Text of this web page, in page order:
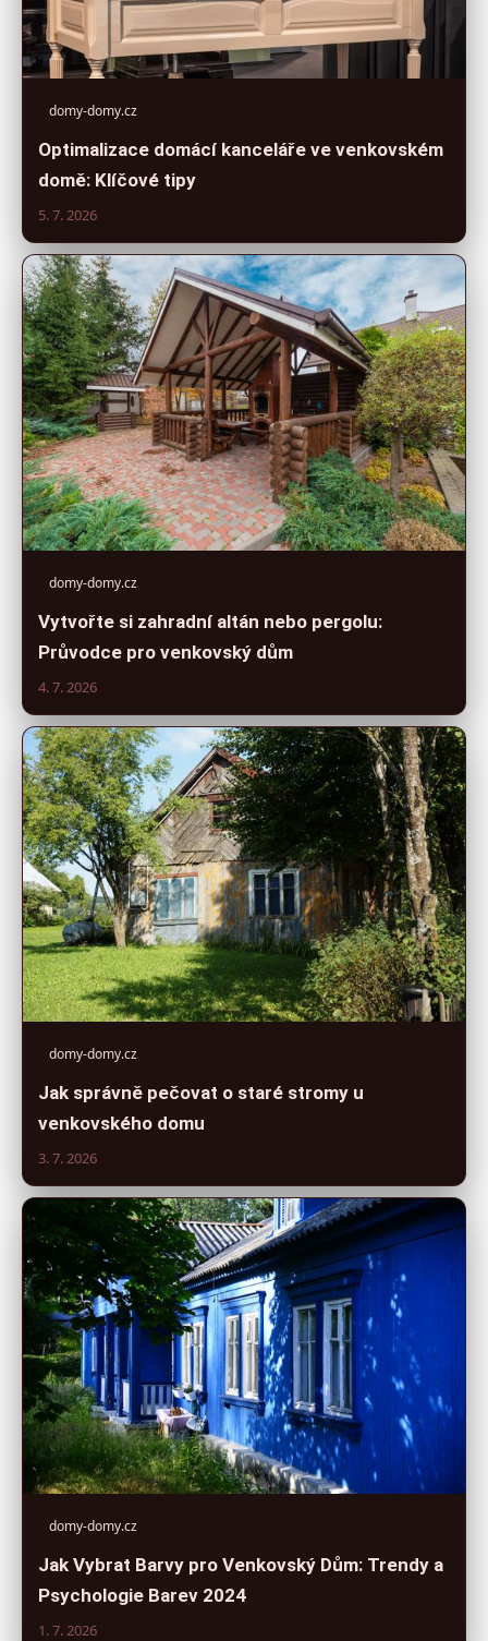
domy-domy.cz
Optimalizace domácí kanceláře ve venkovském
domě: Klíčové tipy
5. 7. 2026
domy-domy.cz
Vytvořte si zahradní altán nebo pergolu:
Průvodce pro venkovský dům
4. 7. 2026
domy-domy.cz
Jak správně pečovat o staré stromy u
venkovského domu
3. 7. 2026
domy-domy.cz
Jak Vybrat Barvy pro Venkovský Dům: Trendy a
Psychologie Barev 2024
1. 7. 2026